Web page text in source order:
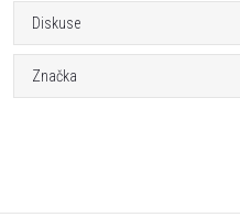
Diskuse
Značka